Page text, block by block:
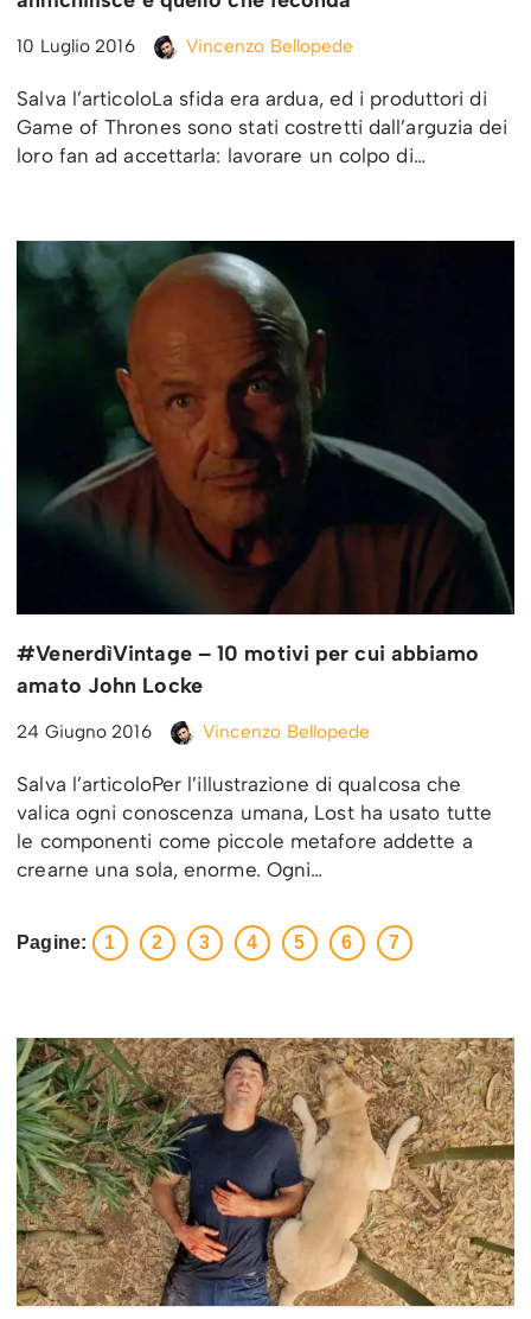
10 Luglio 2016 Vincenzo Bellopede
Salva l’articoloLa sfida era ardua, ed i produttori di
Game of Thrones sono stati costretti dall’arguzia dei
loro fan ad accettarla: lavorare un colpo di…
#VenerdìVintage – 10 motivi per cui abbiamo
amato John Locke
24 Giugno 2016 Vincenzo Bellopede
Salva l’articoloPer l’illustrazione di qualcosa che
valica ogni conoscenza umana, Lost ha usato tutte
le componenti come piccole metafore addette a
crearne una sola, enorme. Ogni…
Pagine: 1 2 3 4 5 6 7